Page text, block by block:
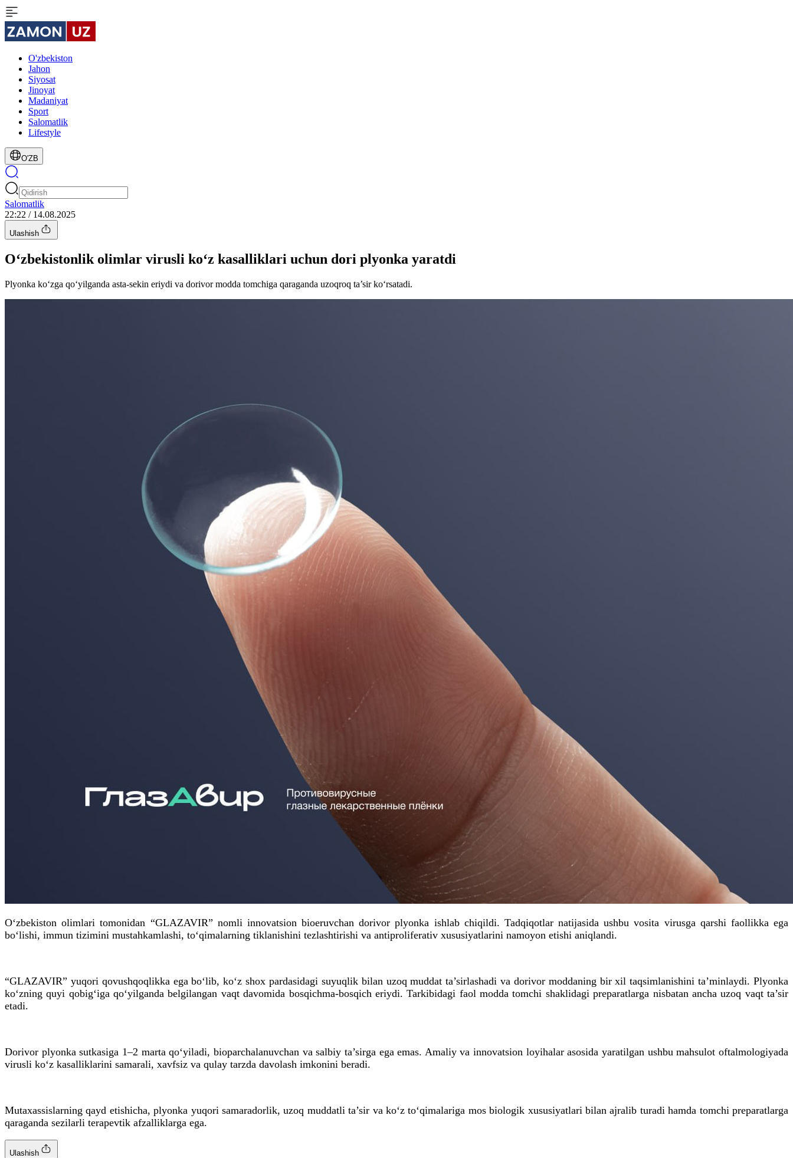
O'zbekiston
Jahon
Siyosat
Jinoyat
Madaniyat
Sport
Salomatlik
Lifestyle
O'ZB
Salomatlik
22:22 / 14.08.2025
Ulashish
O‘zbekistonlik olimlar virusli ko‘z kasalliklari uchun dori plyonka yaratdi
Plyonka ko‘zga qo‘yilganda asta-sekin eriydi va dorivor modda tomchiga qaraganda uzoqroq ta’sir ko‘rsatadi.
O‘zbekiston olimlari tomonidan “GLAZAVIR” nomli innovatsion bioeruvchan dorivor plyonka ishlab chiqildi. Tadqiqotlar natijasida ushbu vosita virusga qarshi faollikka ega
bo‘lishi, immun tizimini mustahkamlashi, to‘qimalarning tiklanishini tezlashtirishi va antiproliferativ xususiyatlarini namoyon etishi aniqlandi.
“GLAZAVIR” yuqori qovushqoqlikka ega bo‘lib, ko‘z shox pardasidagi suyuqlik bilan uzoq muddat ta’sirlashadi va dorivor moddaning bir xil taqsimlanishini ta’minlaydi. Plyonka
ko‘zning quyi qobig‘iga qo‘yilganda belgilangan vaqt davomida bosqichma-bosqich eriydi. Tarkibidagi faol modda tomchi shaklidagi preparatlarga nisbatan ancha uzoq vaqt ta’sir
etadi.
Dorivor plyonka sutkasiga 1–2 marta qo‘yiladi, bioparchalanuvchan va salbiy ta’sirga ega emas. Amaliy va innovatsion loyihalar asosida yaratilgan ushbu mahsulot oftalmologiyada
virusli ko‘z kasalliklarini samarali, xavfsiz va qulay tarzda davolash imkonini beradi.
Mutaxassislarning qayd etishicha, plyonka yuqori samaradorlik, uzoq muddatli ta’sir va ko‘z to‘qimalariga mos biologik xususiyatlari bilan ajralib turadi hamda tomchi preparatlarga
qaraganda sezilarli terapevtik afzalliklarga ega.
Ulashish